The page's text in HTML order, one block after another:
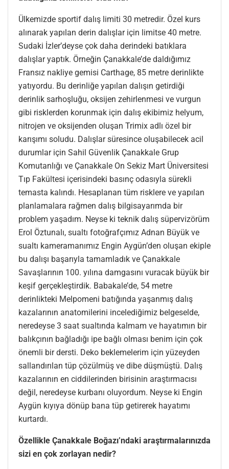
Ülkemizde sportif dalış limiti 30 metredir. Özel kurs
alınarak yapılan derin dalışlar için limitse 40 metre.
Sudaki İzler’deyse çok daha derindeki batıklara
dalışlar yaptık. Örneğin Çanakkale’de daldığımız
Fransız nakliye gemisi Carthage, 85 metre derinlikte
yatıyordu. Bu derinliğe yapılan dalışın getirdiği
derinlik sarhoşluğu, oksijen zehirlenmesi ve vurgun
gibi risklerden korunmak için dalış ekibimiz helyum,
nitrojen ve oksijenden oluşan Trimix adlı özel bir
karışımı soludu. Dalışlar süresince oluşabilecek acil
durumlar için Sahil Güvenlik Çanakkale Grup
Komutanlığı ve Çanakkale On Sekiz Mart Üniversitesi
Tıp Fakültesi içerisindeki basınç odasıyla sürekli
temasta kalındı. Hesaplanan tüm risklere ve yapılan
planlamalara rağmen dalış bilgisayarımda bir
problem yaşadım. Neyse ki teknik dalış süpervizörüm
Erol Öztunalı, sualtı fotoğrafçımız Adnan Büyük ve
sualtı kameramanımız Engin Aygün’den oluşan ekiple
bu dalışı başarıyla tamamladık ve Çanakkale
Savaşlarının 100. yılına damgasını vuracak büyük bir
keşif gerçekleştirdik. Babakale’de, 54 metre
derinlikteki Melpomeni batığında yaşanmış dalış
kazalarının anatomilerini incelediğimiz belgeselde,
neredeyse 3 saat sualtında kalmam ve hayatımın bir
balıkçının bağladığı ipe bağlı olması benim için çok
önemli bir dersti. Deko beklemelerim için yüzeyden
sallandırılan tüp çözülmüş ve dibe düşmüştü. Dalış
kazalarının en ciddilerinden birisinin araştırmacısı
değil, neredeyse kurbanı oluyordum. Neyse ki Engin
Aygün kıyıya dönüp bana tüp getirerek hayatımı
kurtardı.
Özellikle Çanakkale Boğazı’ndaki araştırmalarınızda
sizi en çok zorlayan nedir?